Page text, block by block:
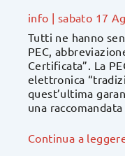
info | sabato 17
Tutti ne hanno
PEC,
Certificata”. La
elettronica
quest’ultima
una
Continua a